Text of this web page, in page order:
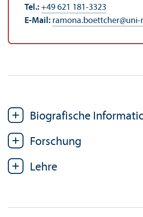
Tel.: +49 621 181-3323
E-Mail: ramona.boettcher@uni-
Biografische
Forschung
Lehre